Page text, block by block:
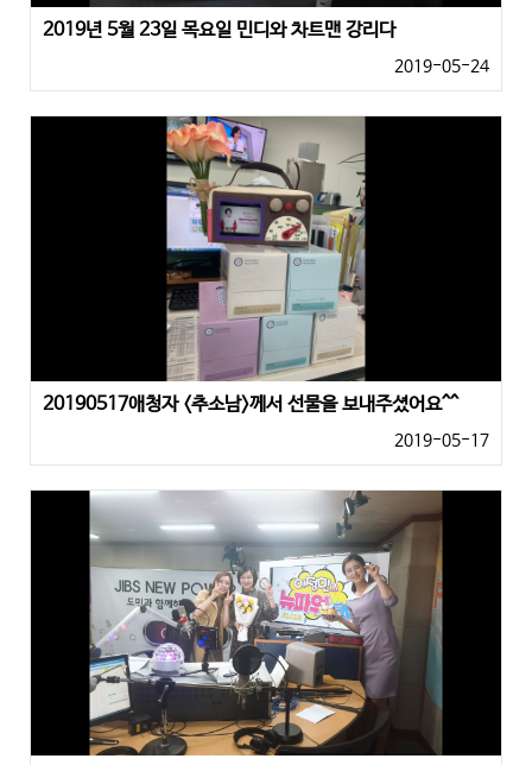
2019년 5월 23일 목요일 민디와 차트맨 강리다
2019-05-24
20190517애청자 <추소남>께서 선물을 보내주셨어요^^
2019-05-17